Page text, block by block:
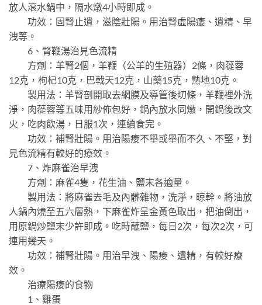
放人滾水鍋中，隔水燉4小時即成。
功效：固腎止遺，滋陰壯陽。用治腎虛陽痿、遺精、早
洩等。
6、腎鞭湯治見色流精
方劑：羊腎2個，羊鞭（公羊的生殖器）2條，肉蓯蓉
12克，枸杞10克，巴戟天12克，山藥15克，熟地10克。
製用法：羊腎剖開取去網膜及導管後切條，羊鞭裡外洗
淨，肉蓯蓉等五味用紗佈包好，鍋內放水同燉，開鍋後改文
火，吃肉飲湯，日服1次，連續食完。
功效：補腎壯陽。用治陽痿不舉或舉而不久、不堅，對
見色流精有較好的療效。
7、炸麻雀治早洩
方劑：麻雀4隻，花生油、鹽末各適量。
製用法：將麻雀去毛及內髒雜物，洗淨，晾幹。將油放
人鍋內燒至五六層熱，下麻雀炸呈金黃色取出，把油倒出，
用原鍋炒鹽末少許即成。吃時蘸鹽，每日2次，每次2次，可
連用幾天。
功效：補腎壯陽。用治早洩、陽痿、遺精，有較好療
效。
治療陽痿的食物
1、雞蛋